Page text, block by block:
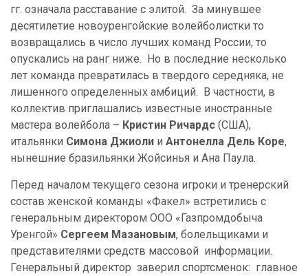
гг. означала расставание с элитой. За минувшее
десятилетие новоуренгойские волейболистки то
возвращались в число лучших команд России, то
опускались на ранг ниже. Но в последние несколько
лет команда превратилась в твердого середняка, не
лишенного определенных амбиций. В частности, в
коллектив приглашались известные иностранные
мастера волейбола – Кристин Ричардс (США),
итальянки Симона Джиоли и Антонелла Дель Коре,
нынешние бразильянки Жойсинья и Ана Паула.
Перед началом текущего сезона игроки и тренерский
состав женской команды «Факел» встретились с
генеральным директором ООО «Газпромдобыча
Уренгой» Сергеем Мазановым, болельщиками и
представителями средств массовой информации.
Генеральный директор заверил спортсменок: главное